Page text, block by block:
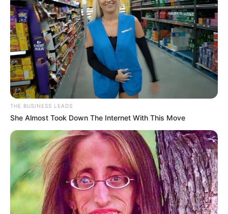
ΑΛΕΞΑΝΔΡΟΣ ΖΕΥΣ Ο
ΑΡΧΗΓΟΣ ΤΩΝ ΕΛ. Ο
ΑΠΟΛΥΤΟΣ ΚΥΡΙΑΡΧΟΣ.
ΕΙΝΑΙ ΕΔΩ, ΕΙΝΑΙ...
ΕΙΜΑΣΤΕ ΣΤΗΝ ΤΕΛΙΚΗ
ΕΥΘΕΙΑ.. ΕΙΝΑΙ ΕΔΩ.. ΕΙΝΑΙ
ΜΑΖΙ ΜΑΣ, ΜΑΣ
ΠΡΟΣΤΑΤΕΥΟΥΝ ΚΑΙ...
ΕΒΡΑΙΟΙ ΚΑΙ ΕΠΑΝΑΣΤΑΣΕΙΣ….
Ο ΠΟΥ υπό έλεγχο:
παρατυπίες και
συγκρούσεις συμφερόντων
THE BUSINESS LEADS
She Almost Took Down The Internet With This Move